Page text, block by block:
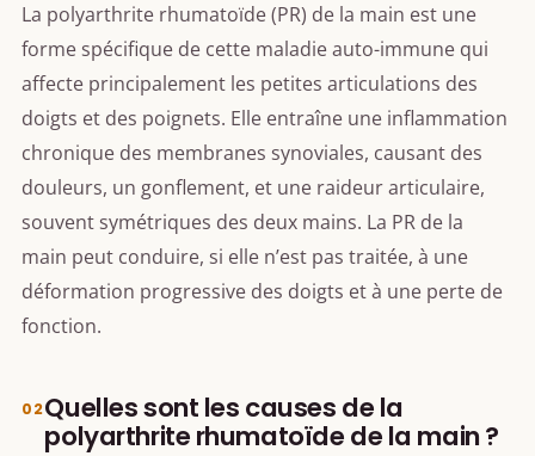
La polyarthrite rhumatoïde (PR) de la main est une
forme spécifique de cette maladie auto-immune qui
affecte principalement les petites articulations des
doigts et des poignets. Elle entraîne une inflammation
chronique des membranes synoviales, causant des
douleurs, un gonflement, et une raideur articulaire,
souvent symétriques des deux mains. La PR de la
main peut conduire, si elle n’est pas traitée, à une
déformation progressive des doigts et à une perte de
fonction.
Quelles sont les causes de la
polyarthrite rhumatoïde de la main ?